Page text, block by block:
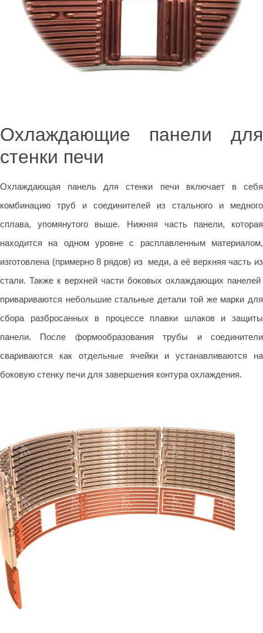
Охлаждающие панели для
стенки печи
Охлаждающая панель для стенки печи включает в себя
комбинацию труб и соединителей из стального и медного
сплава, упомянутого выше. Нижняя часть панели, которая
находится на одном уровне с расплавленным материалом,
изготовлена (примерно 8 рядов) из меди, а её верхняя часть из
стали. Также к верхней части боковых охлаждающих панелей
привариваются небольшие стальные детали той же марки для
сбора разбросанных в процессе плавки шлаков и защиты
панели. После формообразования трубы и соединители
свариваются как отдельные ячейки и устанавливаются на
боковую стенку печи для завершения контура охлаждения.